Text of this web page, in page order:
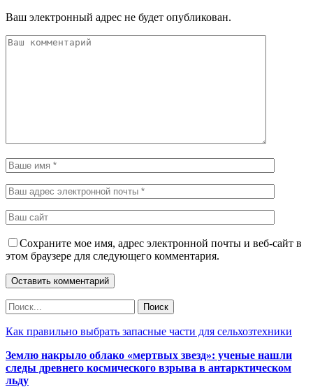
Ваш электронный адрес не будет опубликован.
Сохраните мое имя, адрес электронной почты и веб-сайт в
этом браузере для следующего комментария.
Как правильно выбрать запасные части для сельхозтехники
Землю накрыло облако «мертвых звезд»: ученые нашли
следы древнего космического взрыва в антарктическом
льду